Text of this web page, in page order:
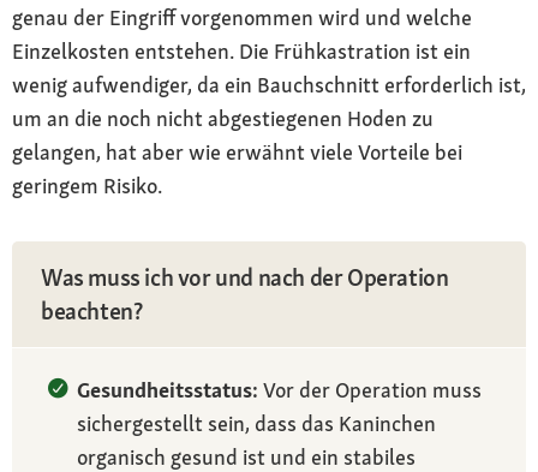
genau der Eingriff vorgenommen wird und welche
Einzelkosten entstehen. Die Frühkastration ist ein
wenig aufwendiger, da ein Bauchschnitt erforderlich ist,
um an die noch nicht abgestiegenen Hoden zu
gelangen, hat aber wie erwähnt viele Vorteile bei
geringem Risiko.
Was muss ich vor und nach der Operation
beachten?
Gesundheitsstatus: Vor der Operation muss
sichergestellt sein, dass das Kaninchen
organisch gesund ist und ein stabiles